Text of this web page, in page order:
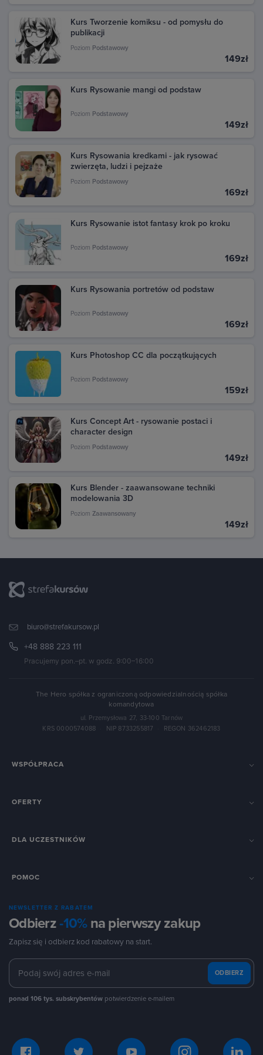
Kurs Tworzenie komiksu - od pomysłu do
publikacji
Poziom Podstawowy
149zł
Kurs Rysowanie mangi od podstaw
Poziom Podstawowy
149zł
Kurs Rysowania kredkami - jak rysować
zwierzęta, ludzi i pejzaże
Poziom Podstawowy
169zł
Kurs Rysowanie istot fantasy krok po kroku
Poziom Podstawowy
169zł
Kurs Rysowania portretów od podstaw
Poziom Podstawowy
169zł
Kurs Photoshop CC dla początkujących
Poziom Podstawowy
159zł
Kurs Concept Art - rysowanie postaci i
character design
Poziom Podstawowy
149zł
Kurs Blender - zaawansowane techniki
modelowania 3D
Poziom Zaawansowany
149zł
biuro@strefakursow.pl
+48 888 223 111
Pracujemy pon.–pt. w godz. 9:00–16:00
The Hero spółka z ograniczoną odpowiedzialnością spółka
komandytowa
ul. Przemysłowa 27, 33-100 Tarnów
KRS 0000574088
NIP 8733255817 REGON 362462183
WSPÓŁPRACA
OFERTY
DLA UCZESTNIKÓW
POMOC
NEWSLETTER Z RABATEM
Odbierz-10%na pierwszy zakup
Zapisz się i odbierz kod rabatowy na start.
ODBIERZ
ponad 106 tys. subskrybentów potwierdzenie e-mailem